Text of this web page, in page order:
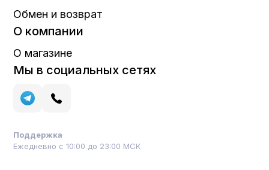
Обмен и возврат
О компании
О магазине
Мы в социальных сетях
Поддержка
Ежедневно с 10:00 до 23:00 МСК